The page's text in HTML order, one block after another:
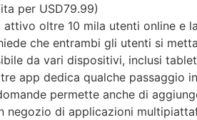
per USD79.99)
attivo oltre 10 mila utenti online
che entrambi gli utenti si
da vari dispositivi, inclusi
app dedica qualche passaggio
permette anche di
negozio di applicazioni